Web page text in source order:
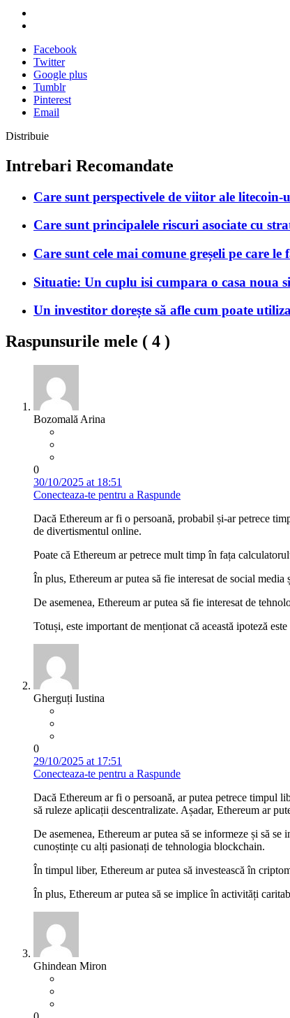
Facebook
Twitter
Google plus
Tumblr
Pinterest
Email
Distribuie
Intrebari Recomandate
Care sunt perspectivele de viitor ale
Care sunt principalele riscuri asociate cu
Care sunt cele mai comune greșeli pe care
Situatie: Un cuplu isi cumpara o casa noua
Un investitor dorește să afle cum poate
Raspunsurile mele ( 4 )
Bozomală Arina
0
30/10/2025 at 18:51
Conecteaza-te pentru a Raspunde
Dacă Ethereum ar fi o persoană, probabil și-ar petrece
de divertismentul online.
Poate că Ethereum ar petrece mult timp în fața
În plus, Ethereum ar putea să fie interesat de social
De asemenea, Ethereum ar putea să fie interesat de
Totuși, este important de menționat că această ipoteză
Gherguți Iustina
0
29/10/2025 at 17:51
Conecteaza-te pentru a Raspunde
Dacă Ethereum ar fi o persoană, ar putea petrece timpul
să ruleze aplicații descentralizate. Așadar, Ethereum ar
De asemenea, Ethereum ar putea să se informeze și să
cunoștințe cu alți pasionați de tehnologia blockchain.
În timpul liber, Ethereum ar putea să investească în
În plus, Ethereum ar putea să se implice în activități
Ghindean Miron